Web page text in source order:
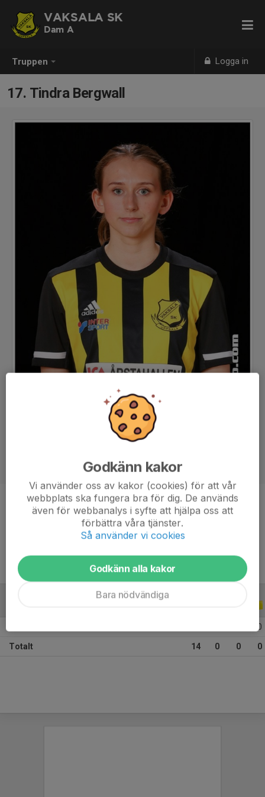
Truppen Logga in
VAKSALA SK
Dam A
17. Tindra Bergwall
Position
-
21 år
0
Totalt 14 0 0 0
Godkänn kakor
Vi använder oss av kakor (cookies) för att vår
webbplats ska fungera bra för dig. De används
även för webbanalys i syfte att hjälpa oss att
förbättra våra tjänster.
Så använder vi cookies
Godkänn alla kakor
Bara nödvändiga